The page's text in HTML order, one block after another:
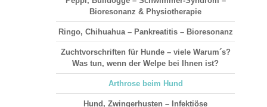
Bioresonanz & Physiotherapie
Ringo, Chihuahua – Pankreatitis – Bioresonanz
Zuchtvorschriften für Hunde – viele Warum´s?
Was tun, wenn der Welpe bei Ihnen ist?
Arthrose beim Hund
Hund, Zwingerhusten – Infektiöse